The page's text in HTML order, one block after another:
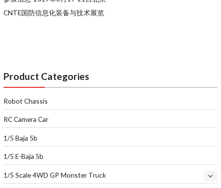
Product Categories
Robot Chassis
RC Camera Car
1/5 Baja 5b
1/5 E-Baja 5b
1/5 Scale 4WD GP Monster Truck
CNTE国防信息化装备与技术展览